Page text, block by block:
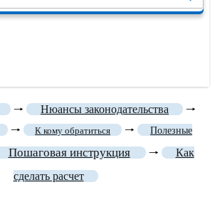
🠒 Нюансы законодательства 🠒
🠒 К кому обратиться 🠒 Полезные
Пошаговая инструкция 🠒
Как
сделать расчет